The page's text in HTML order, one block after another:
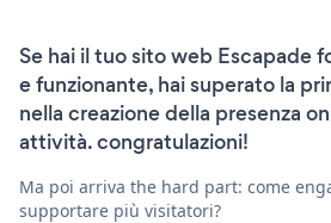
Se hai il tuo sito web Escapade
e funzionante, hai superato la
nella creazione della presenza
attività. congratulazioni!
Ma poi arriva the hard part: come
supportare più visitatori?